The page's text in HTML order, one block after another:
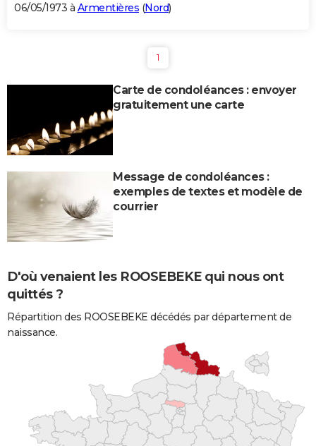
06/05/1973 à Armentières (Nord)
1
Carte de condoléances : envoyer
gratuitement une carte
Message de condoléances :
exemples de textes et modèle de
courrier
D'où venaient les ROOSEBEKE qui nous ont
quittés ?
Répartition des ROOSEBEKE décédés par département de
naissance.